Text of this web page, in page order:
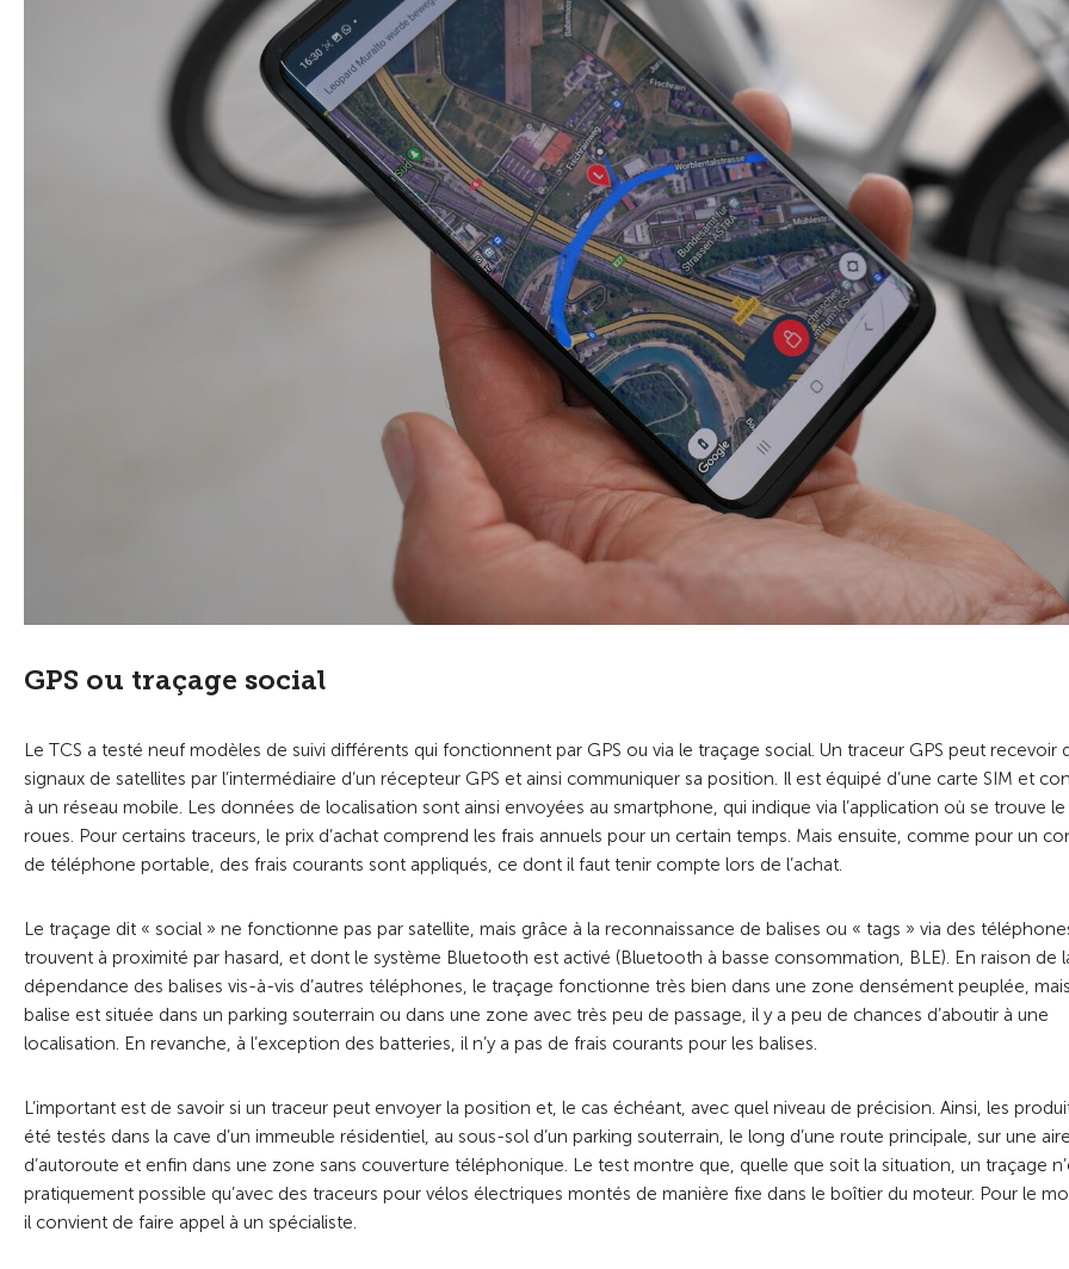
GPS ou traçage social
Le TCS a testé neuf modèles de suivi différents qui fonctionnent par GPS ou via le traçage social. Un traceur GPS peut recevoir
signaux de satellites par l’intermédiaire d’un récepteur GPS et ainsi communiquer sa position. Il est équipé d’une carte SIM et
à un réseau mobile. Les données de localisation sont ainsi envoyées au smartphone, qui indique via l’application où se trouve
roues. Pour certains traceurs, le prix d’achat comprend les frais annuels pour un certain temps. Mais ensuite, comme pour un
de téléphone portable, des frais courants sont appliqués, ce dont il faut tenir compte lors de l’achat.
Le traçage dit « social » ne fonctionne pas par satellite, mais grâce à la reconnaissance de balises ou « tags » via des
trouvent à proximité par hasard, et dont le système Bluetooth est activé (Bluetooth à basse consommation, BLE). En raison de
dépendance des balises vis-à-vis d’autres téléphones, le traçage fonctionne très bien dans une zone densément peuplée,
balise est située dans un parking souterrain ou dans une zone avec très peu de passage, il y a peu de chances d’aboutir à une
localisation. En revanche, à l’exception des batteries, il n’y a pas de frais courants pour les balises.
L’important est de savoir si un traceur peut envoyer la position et, le cas échéant, avec quel niveau de précision. Ainsi, les
été testés dans la cave d’un immeuble résidentiel, au sous-sol d’un parking souterrain, le long d’une route principale, sur une
d’autoroute et enfin dans une zone sans couverture téléphonique. Le test montre que, quelle que soit la situation, un traçage
pratiquement possible qu’avec des traceurs pour vélos électriques montés de manière fixe dans le boîtier du moteur. Pour le
il convient de faire appel à un spécialiste.